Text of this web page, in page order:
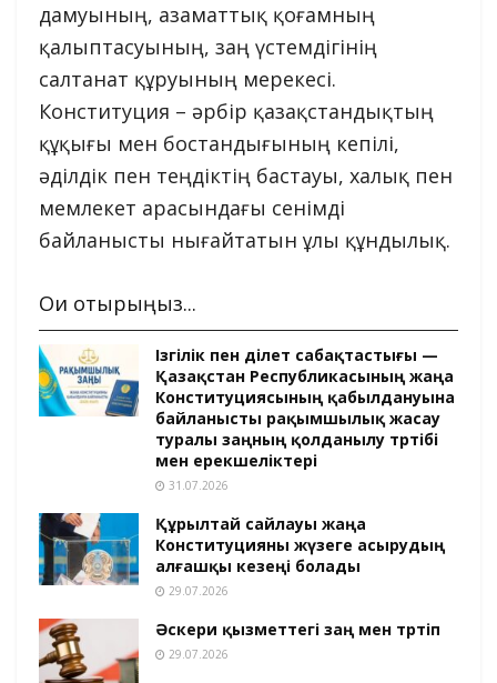
дамуының, азаматтық қоғамның
қалыптасуының, заң үстемдігінің
салтанат құруының мерекесі.
Конституция – әрбір қазақстандықтың
құқығы мен бостандығының кепілі,
әділдік пен теңдіктің бастауы, халық пен
мемлекет арасындағы сенімді
байланысты нығайтатын ұлы құндылық.
Оқи отырыңыз...
Ізгілік пен әділет сабақтастығы —
Қазақстан Республикасының жаңа
Конституциясының қабылдануына
байланысты рақымшылық жасау
туралы заңның қолданылу тәртібі
мен ерекшеліктері
31.07.2026
Құрылтай сайлауы жаңа
Конституцияны жүзеге асырудың
алғашқы кезеңі болады
29.07.2026
Әскери қызметтегі заң мен тәртіп
29.07.2026